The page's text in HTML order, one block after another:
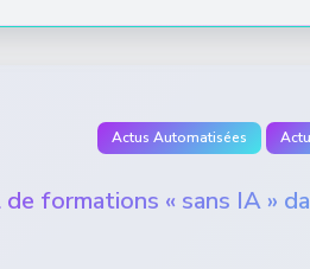
Actus Automatisées
formations « sans IA »